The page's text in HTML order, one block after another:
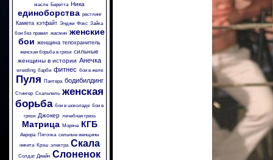
масле Беретта Ника
единоборства рестлинг
Камета кэтфайт Энджи Фокс Зайка
бои без правил жасмин женские
бои женщина телохранитель
женская борьба в грязи сильные
женщины в истории Анечка
wrestling барби фитнес бои в желе
Пуля Пантера бодибилдинг
Стингер Скальпель женская
борьба бои в шоколаде бои в
грязи
Джокер лечебная грязь
Матрица Моряча КГБ
Аврора Пяточка сильные женщины
никита
Крэш электра Скала
Солдат Джейн Слоненок